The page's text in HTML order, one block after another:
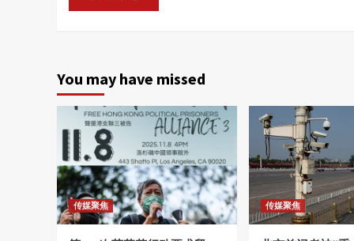
You may have missed
传媒聚焦 传媒聚焦